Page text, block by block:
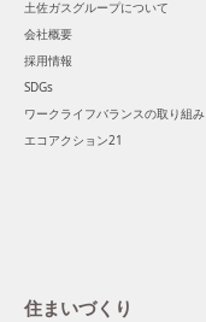
土佐ガスグループについて
会社概要
採用情報
SDGs
ワークライフバランスの取り組み
エコアクション21
住まいづくり